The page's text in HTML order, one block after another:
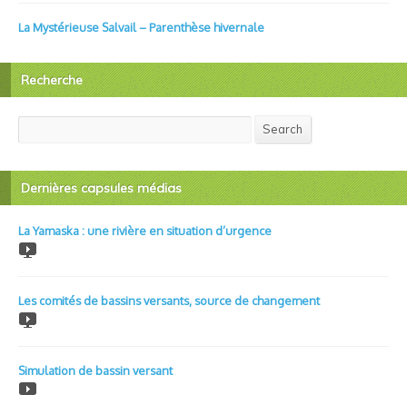
La Mystérieuse Salvail – Parenthèse hivernale
Recherche
Search
Dernières capsules médias
La Yamaska : une rivière en situation d’urgence
Les comités de bassins versants, source de changement
Simulation de bassin versant